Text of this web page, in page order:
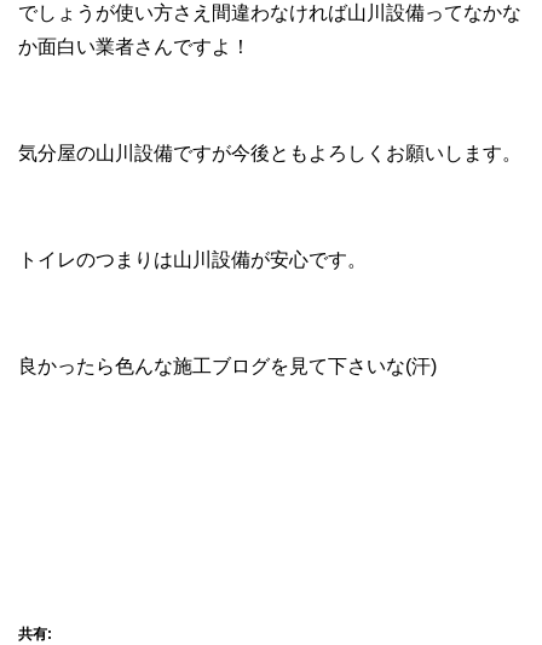
でしょうが使い方さえ間違わなければ山川設備ってなかな
か面白い業者さんですよ！
気分屋の山川設備ですが今後ともよろしくお願いします。
トイレのつまりは山川設備が安心です。
良かったら色んな施工ブログを見て下さいな(汗)
共有: